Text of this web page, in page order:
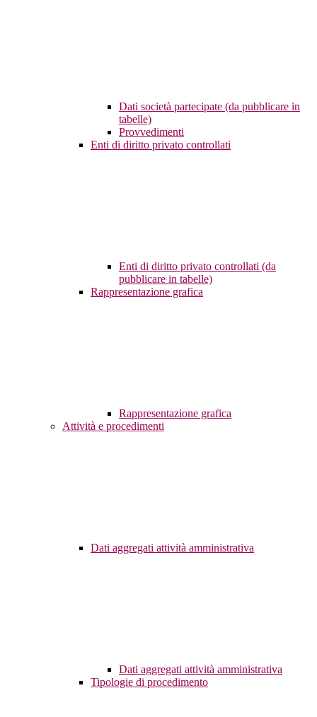
Dati società partecipate (da pubblicare in
tabelle)
Provvedimenti
Enti di diritto privato controllati
Enti di diritto privato controllati (da
pubblicare in tabelle)
Rappresentazione grafica
Rappresentazione grafica
Attività e procedimenti
Dati aggregati attività amministrativa
Dati aggregati attività amministrativa
Tipologie di procedimento